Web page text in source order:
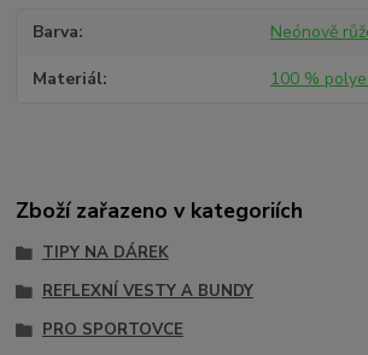
Barva Neónově
Materiál 100 %
Zboží zařazeno v kategoriích
TIPY NA DÁREK
REFLEXNÍ VESTY A BUNDY
PRO SPORTOVCE